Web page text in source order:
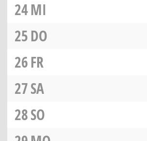
24MI
25DO
26FR
27SA
28SO